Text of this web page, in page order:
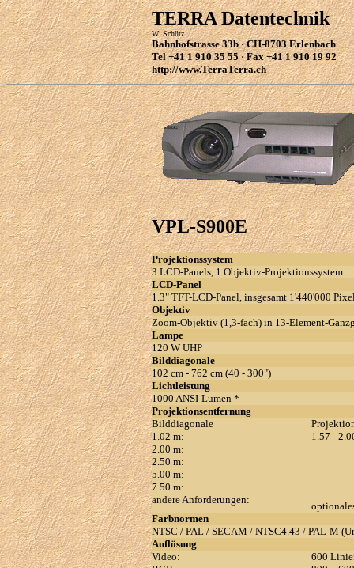
TERRA Datentechnik
W. Schütz
Bahnhofstrasse 33b · CH-8703 Erlenbach
Tel +41 1 910 35 55 · Fax +41 1 910 19 92
http://www.TerraTerra.ch
VPL-S900E
Projektionssystem
3 LCD-Panels, 1 Objektiv-Projektionssystem
LCD-Panel
1.3" TFT-LCD-Panel, insgesamt 1'440'000
Objektiv
Zoom-Objektiv (1,3-fach) in 13-Element-
Lampe
120 W UHP
Bilddiagonale
102 cm - 762 cm (40 - 300")
Lichtleistung
1000 ANSI-Lumen *
Projektionsentfernung
Bilddiagonale
1.02 m:
2.00 m:
2.50 m:
5.00 m:
7.50 m:
andere Anforderungen:
1.57 -
Farbnormen
NTSC / PAL / SECAM / NTSC4.43 / PAL-M
Auflösung
Video:
600